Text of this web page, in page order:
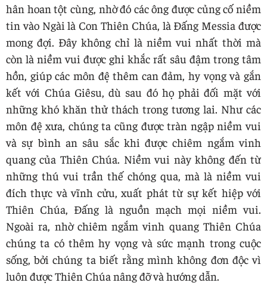
hân hoan tột cùng, nhờ đó các ông được củng cố niềm
tin vào Ngài là Con Thiên Chúa, là Đấng Messia được
mong đợi. Đây không chỉ là niềm vui nhất thời mà
còn là niềm vui được ghi khắc rất sâu đậm trong tâm
hồn, giúp các môn đệ thêm can đảm, hy vọng và gắn
kết với Chúa Giêsu, dù sau đó họ phải đối mặt với
những khó khăn thử thách trong tương lai. Như các
môn đệ xưa, chúng ta cũng được tràn ngập niềm vui
và sự bình an sâu sắc khi được chiêm ngắm vinh
quang của Thiên Chúa. Niềm vui này không đến từ
những thú vui trần thế chóng qua, mà là niềm vui
đích thực và vĩnh cửu, xuất phát từ sự kết hiệp với
Thiên Chúa, Đấng là nguồn mạch mọi niềm vui.
Ngoài ra, nhờ chiêm ngắm vinh quang Thiên Chúa
chúng ta có thêm hy vọng và sức mạnh trong cuộc
sống, bởi chúng ta biết rằng mình không đơn độc vì
luôn được Thiên Chúa nâng đỡ và hướng dẫn.